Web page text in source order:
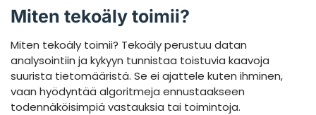
Miten tekoäly toimii?
Miten tekoäly toimii? Tekoäly perustuu datan
analysointiin ja kykyyn tunnistaa toistuvia kaavoja
suurista tietomääristä. Se ei ajattele kuten ihminen,
vaan hyödyntää algoritmeja ennustaakseen
todennäköisimpiä vastauksia tai toimintoja.